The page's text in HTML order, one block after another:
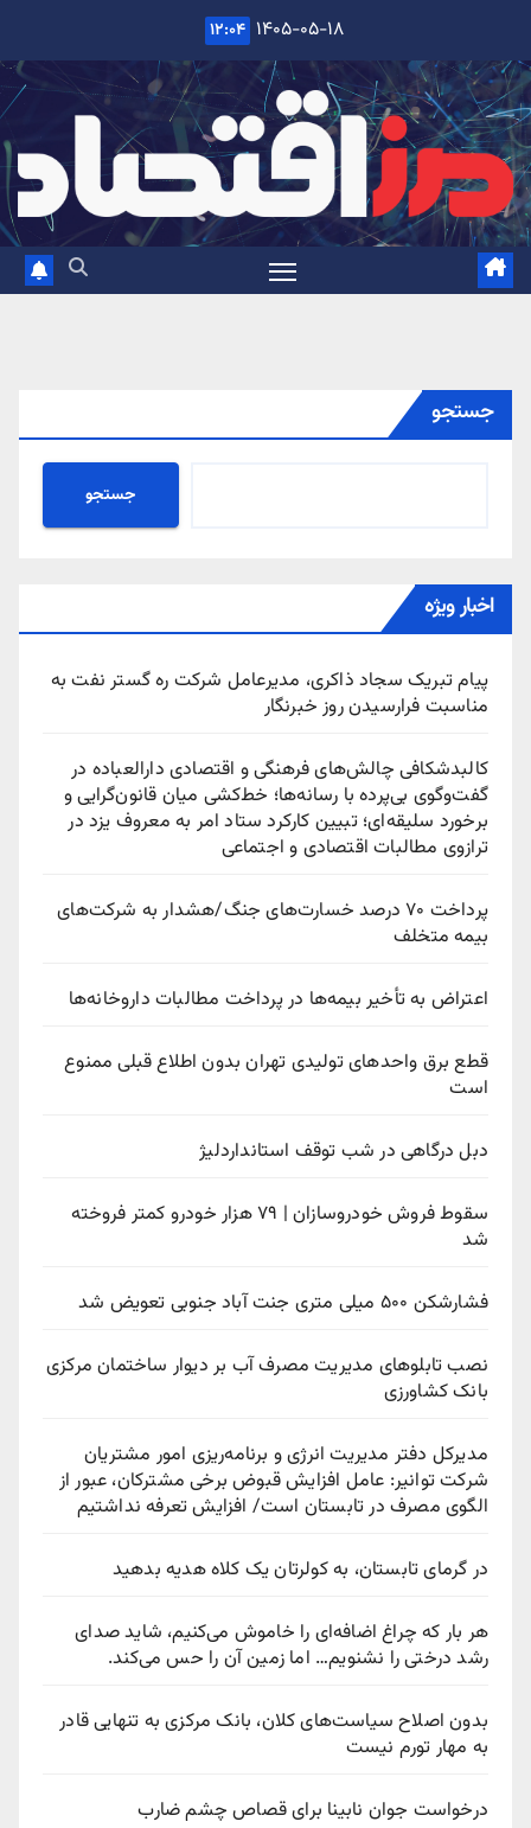
content
۱۴۰۵-۰۵-۱۸ ۱۲:۰۴
جستجو
جستجو
اخبار ویژه
پیام تبریک سجاد ذاکری، مدیرعامل شرکت ره‌ گستر نفت به
مناسبت فرارسیدن روز خبرنگار
کالبدشکافی چالش‌های فرهنگی و اقتصادی دارالعباده در
گفت‌وگوی بی‌پرده با رسانه‌ها؛ خط‌کشی میان قانون‌گرایی و
برخورد سلیقه‌ای؛ تبیین کارکرد ستاد امر به معروف یزد در
ترازوی مطالبات اقتصادی و اجتماعی
پرداخت ۷۰ درصد خسارت‌های جنگ/هشدار به شرکت‌های
بیمه متخلف
اعتراض به تأخیر بیمه‌ها در پرداخت مطالبات داروخانه‌ها
قطع برق واحدهای تولیدی تهران بدون اطلاع قبلی ممنوع
است
دبل درگاهی در شب توقف استانداردلیژ
سقوط فروش خودروسازان | ۷۹ هزار خودرو کمتر فروخته
شد
فشارشکن ۵۰۰ میلی متری جنت آباد جنوبی تعویض شد
نصب تابلوهای مدیریت مصرف آب بر دیوار ساختمان مرکزی
بانک کشاورزی
مدیرکل دفتر مدیریت انرژی و برنامه‌ریزی امور مشتریان
شرکت توانیر: عامل افزایش قبوض برخی مشترکان، عبور از
الگوی مصرف در تابستان است/ افزایش تعرفه نداشتیم
در گرمای تابستان، به کولرتان یک کلاه هدیه بدهید
هر بار که چراغ اضافه‌ای را خاموش می‌کنیم، شاید صدای
رشد درختی را نشنویم… اما زمین آن را حس می‌کند.
بدون اصلاح سیاست‌های کلان، بانک مرکزی به تنهایی قادر
به مهار تورم نیست
درخواست جوان نابینا برای قصاص چشم ضارب